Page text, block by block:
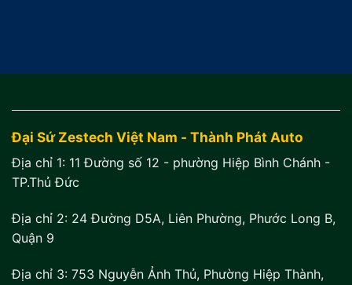
Đại Sứ Zestech Việt Nam - Thành Phát Auto
Địa chỉ 1: 11 Đường số 12 - phường Hiệp Bình Chánh -
TP.Thủ Đức
Địa chỉ 2: 24 Đường D5A, Liên Phường, Phước Long B,
Quận 9
Địa chỉ 3: 753 Nguyễn Ảnh Thủ, Phường Hiệp Thành,